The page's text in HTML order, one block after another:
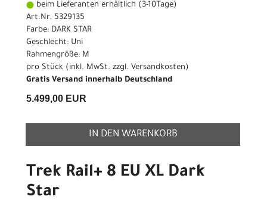
beim Lieferanten erhältlich (3-10Tage)
Art.Nr. 5329135
Farbe: DARK STAR
Geschlecht: Uni
Rahmengröße: M
pro Stück (inkl. MwSt. zzgl. Versandkosten)
Gratis Versand innerhalb Deutschland
5.499,00 EUR
IN DEN WARENKORB
Trek Rail+ 8 EU XL Dark
Star